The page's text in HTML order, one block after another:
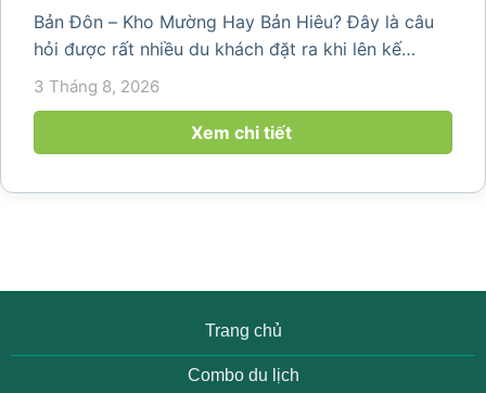
Bản Đôn – Kho Mường Hay Bản Hiêu? Đây là câu
hỏi được rất nhiều du khách đặt ra khi lên kế
hoạch khám phá Pù Luông. Mỗi địa điểm đều
ruộng bậc thang, bản làng...
3 Tháng 8, 2026
Xem chi tiết
Trang chủ
Combo du lịch